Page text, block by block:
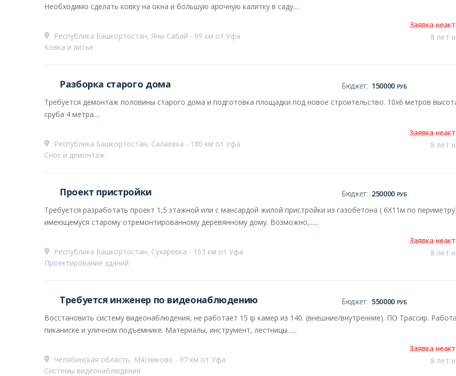
Необходимо сделать ковку на окна и большую арочную калитку в саду....
Заявка
8 лет
Республика Башкортостан, Яны Сабай - 99 км от Уфа
Ковка и литье
Разборка старого дома Бюджет: 150000 РУБ.
Требуется демонтаж половины старого дома и подготовка площадки под новое строительство. 10х6 метров
сруба 4 метра....
Заявка
8 лет
Республика Башкортостан, Салаевка - 180 км от Уфа
Снос и демонтаж
Проект пристройки Бюджет: 250000 РУБ.
Требуется разработать проект 1,5 этажной или с мансардой жилой пристройки из газобетона ( 6Х11м по
имеющемуся старому отремонтированному деревянному дому. Возможно,......
Заявка
8 лет
Республика Башкортостан, Сухаревка - 163 км от Уфа
Проектирование зданий
Требуется инженер по видеонаблюдению Бюджет: 550000 РУБ.
Восстановить систему видеонаблюдения, не работает 15 ip камер из 140. (внешние/внутренние). ПО Трассир.
пиканиске и уличном подъемнике. Материалы, инструмент, лестницы......
Заявка
8 лет
Челябинская область, Мясниково - 97 км от Уфа
Системы видеонаблюдения